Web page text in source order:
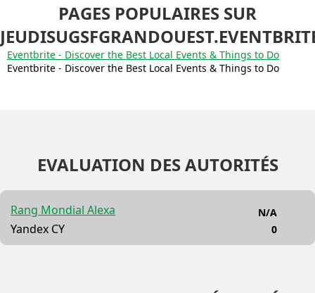
PAGES POPULAIRES SUR
Eventbrite - Discover the Best Local Events & Things to Do
Eventbrite - Discover the Best Local Events & Things to Do
EVALUATION DES AUTORITÉS
Rang Mondial Alexa
Yandex CY
N/A
0